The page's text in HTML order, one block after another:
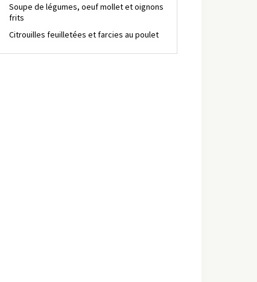
Soupe de légumes, oeuf mollet et oignons
frits
Citrouilles feuilletées et farcies au poulet